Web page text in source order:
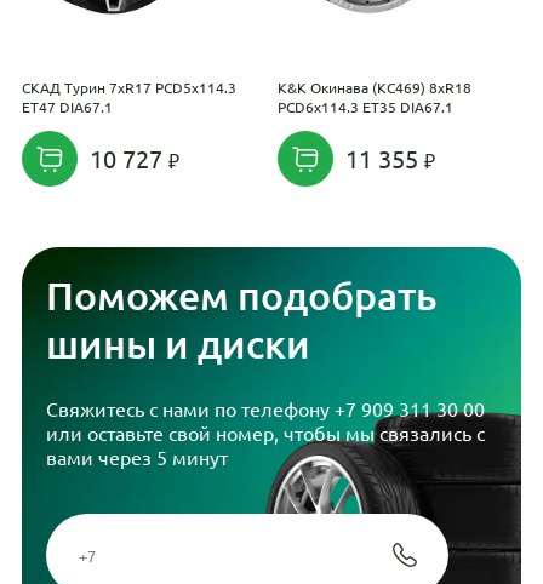
СКАД Турин 7xR17 PCD5x114.3
ET47 DIA67.1
10 727
K&K Окинава (КС469) 8xR18
PCD6x114.3 ET35 DIA67.1
11 355
Поможем подобрать
шины и диски
Свяжитесь с нами по телефону +7 909 311 30 00
или оставьте свой номер, чтобы мы связались с
вами через 5 минут